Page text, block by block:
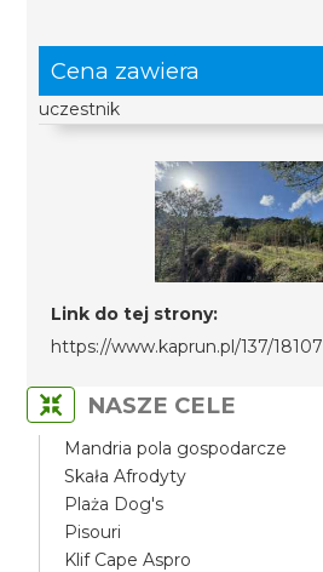
Cena zawiera
uczestnik
Link do tej strony:
https://www.kaprun.pl/137/18107
NASZE CELE
Mandria pola gospodarcze
Skała Afrodyty
Plaża Dog's
Pisouri
Klif Cape Aspro